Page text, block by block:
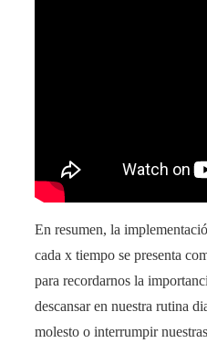
En resumen, la
cada x tiempo se presenta
para recordarnos la
descansar en nuestra rutina
molesto o interrumpir